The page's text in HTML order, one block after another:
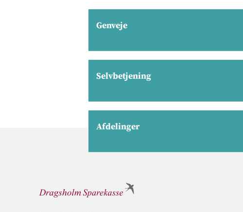
Genveje
Selvbetjening
Afdelinger